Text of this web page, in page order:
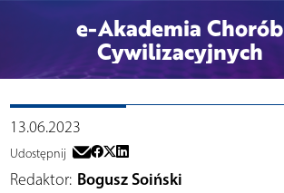
e-Akademia Chorób
Cywilizacyjnych
13.06.2023
Udostępnij
Redaktor: Bogusz Soiński